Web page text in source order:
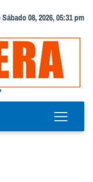
08, 2026, 05:31 pm